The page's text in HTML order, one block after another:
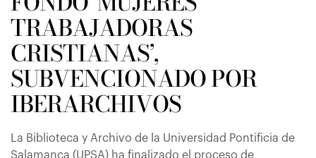
TRABAJADORAS
CRISTIANAS’,
SUBVENCIONADO POR
IBERARCHIVOS
La Biblioteca y Archivo de la Universidad Pontificia de
Salamanca (UPSA) ha finalizado el proceso de